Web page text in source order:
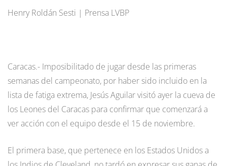
Henry Roldán Sesti | Prensa LVBP
Caracas.- Imposibilitado de jugar desde las primeras
semanas del campeonato, por haber sido incluido en la
lista de fatiga extrema, Jesús Aguilar visitó ayer la cueva de
los Leones del Caracas para confirmar que comenzará a
ver acción con el equipo desde el 15 de noviembre.
El primera base, que pertenece en los Estados Unidos a